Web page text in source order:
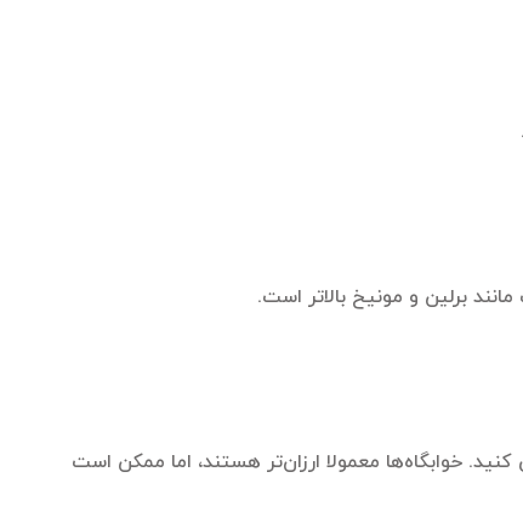
برلین و مونیخ بالاتر است.
خوابگاه‌ها معمولا ارزان‌تر هستند، اما ممکن است